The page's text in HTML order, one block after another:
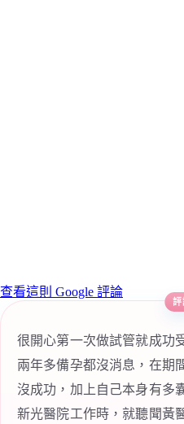
查看這則 Google 評論
很開心第一次做試管就成功
兩年多備孕都沒消息，在期
沒成功，加上自己本身有多
新光醫院工作時，就聽聞黃